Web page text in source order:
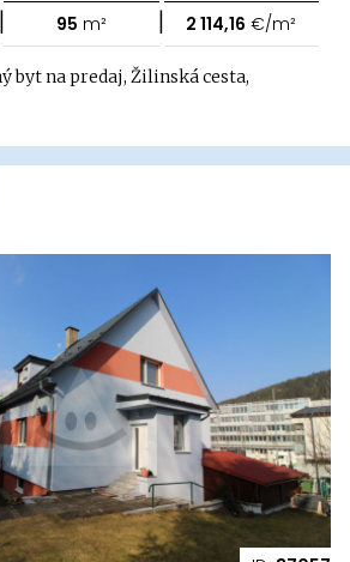
| 95 m² | 2 114,16 €/m²
byt na predaj, Žilinská cesta,